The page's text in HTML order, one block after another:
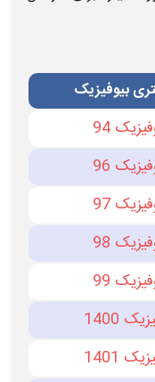
بیوفیزیک
94
96
97
98
99
1400
1401